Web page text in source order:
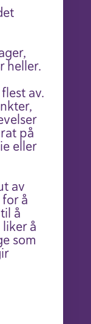
heller.
av.
på
eller
av
å
å
å
som